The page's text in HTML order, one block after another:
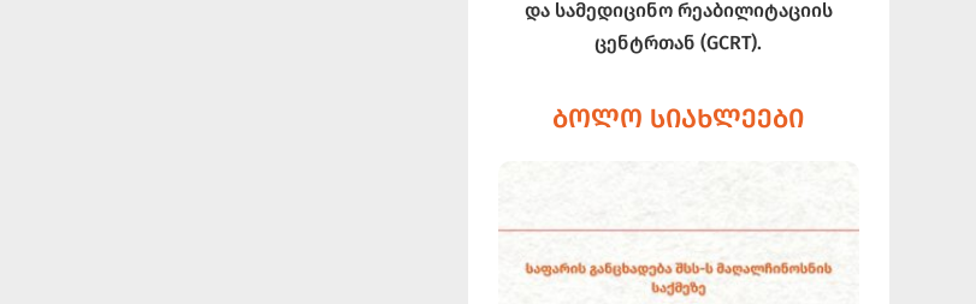
და სამედიცინო რეაბილიტაციის
ცენტრთან (GCRT).
ᲑᲝᲚᲝ ᲡᲘᲐᲮᲚᲔᲔᲑᲘ